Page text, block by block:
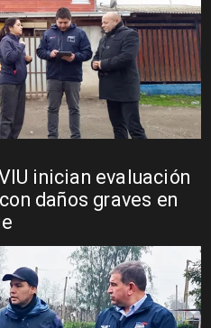
inician evaluación
daños graves en